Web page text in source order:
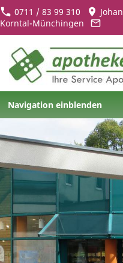
0711 / 83 99 310
Korntal-Münchingen
Navigation einblenden